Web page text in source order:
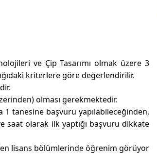
ve Çip Tasarımı olmak üzere 3
kriterlere göre değerlendirilir.
olması gerekmektedir.
1 tanesine başvuru yapılabileceğinden,
saat olarak ilk yaptığı başvuru dikkate
lisans bölümlerinde öğrenim görüyor